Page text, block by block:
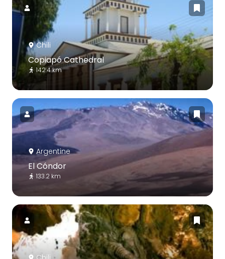
Chili
Copiapó Cathedral
142.4 km
Argentine
El Cóndor
133.2 km